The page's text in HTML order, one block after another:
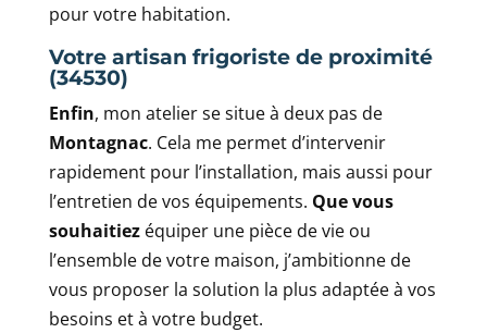
pour votre habitation.
Votre artisan frigoriste de proximité
(34530)
Enfin, mon atelier se situe à deux pas de
Montagnac. Cela me permet d’intervenir
rapidement pour l’installation, mais aussi pour
l’entretien de vos équipements. Que vous
souhaitiezéquiper une pièce de vie ou
l’ensemble de votre maison, j’ambitionne de
vous proposer la solution la plus adaptée à vos
besoins et à votre budget.